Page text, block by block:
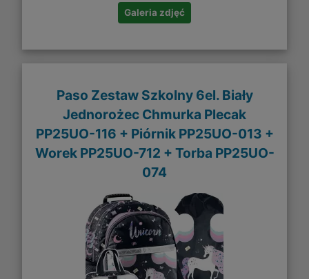
Galeria zdjęć
Paso Zestaw Szkolny 6el. Biały
Jednorożec Chmurka Plecak
PP25UO-116 + Piórnik PP25UO-013 +
Worek PP25UO-712 + Torba PP25UO-
074